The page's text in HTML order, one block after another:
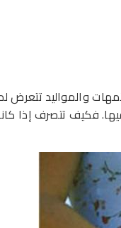
والمواليد
فكيف تتصرف إذا